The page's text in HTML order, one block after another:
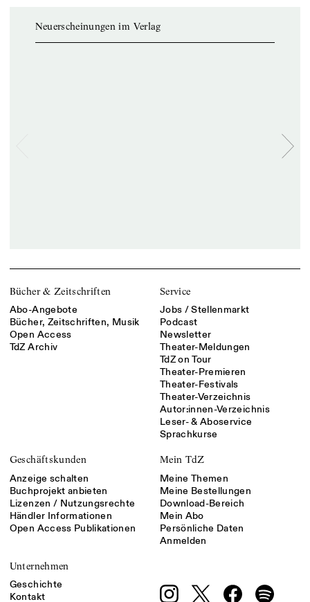
Neuerscheinungen im Verlag
Bücher & Zeitschriften
Abo-Angebote
Bücher, Zeitschriften, Musik
Open Access
TdZ Archiv
Service
Jobs / Stellenmarkt
Podcast
Newsletter
Theater-Meldungen
TdZ on Tour
Theater-Premieren
Theater-Festivals
Theater-Verzeichnis
Autor:innen-Verzeichnis
Leser- & Aboservice
Sprachkurse
Geschäftskunden
Anzeige schalten
Buchprojekt anbieten
Lizenzen / Nutzungsrechte
Händler Informationen
Open Access Publikationen
Mein TdZ
Meine Themen
Meine Bestellungen
Download-Bereich
Mein Abo
Persönliche Daten
Anmelden
Unternehmen
Geschichte
Kontakt